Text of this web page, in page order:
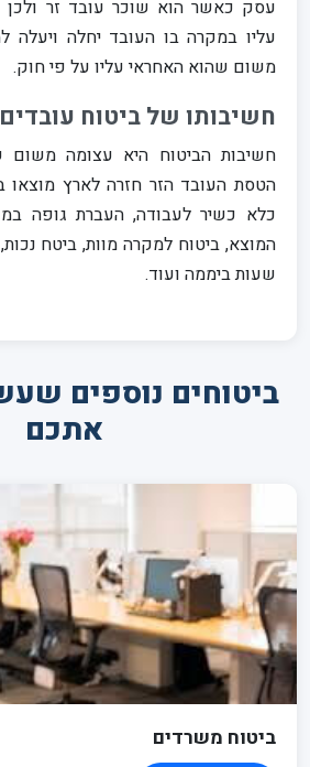
עסק כאשר הוא שוכר עובד זר ולכן
עליו במקרה בו העובד יחלה ויעלה
משום שהוא האחראי עליו על פי חוק.
חשיבותו של ביטוח
חשיבות הביטוח היא עצומה
הטסת העובד הזר חזרה לארץ מוצאו
כלא כשיר לעבודה, העברת גופה
שעות ביממה ועוד.
ביטוחים נוספים
אתכם
ביטוח משרדים